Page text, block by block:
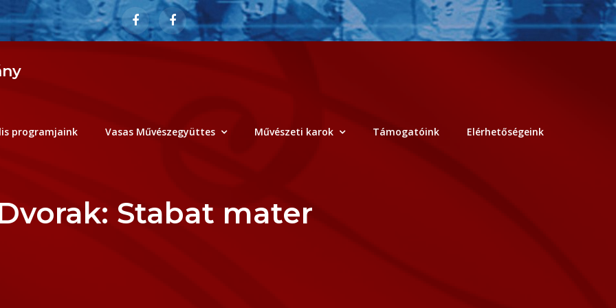
programjaink Vasas Művészegyüttes Művészeti karok Támogatóink Elérhetőségeink
Stabat mater